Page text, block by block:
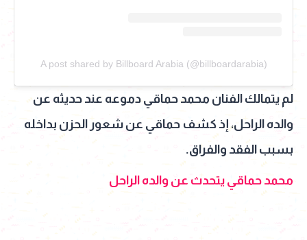
A post shared by Billboard Arabia (@billboardarabia)
لم يتمالك الفنان محمد حماقي دموعه عند حديثه عن
والده الراحل، إذ كشف حماقي عن شعور الحزن بداخله
بسبب الفقد والفراق.
محمد حماقي يتحدث عن والده الراحل